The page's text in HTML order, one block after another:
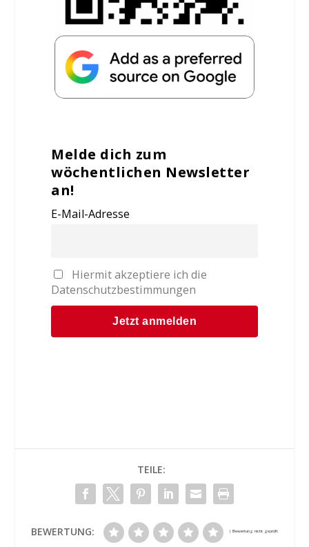
Melde dich zum
wöchentlichen Newsletter
an!
E-Mail-Adresse
Hiermit akzeptiere ich die
Datenschutzbestimmungen
TEILE:
BEWERTUNG: